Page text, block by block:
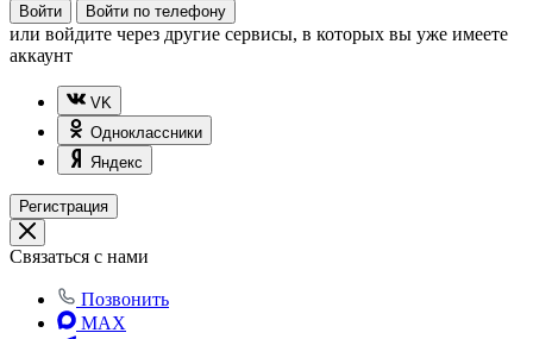
Войти Войти по телефону
или войдите через другие сервисы, в которых вы уже имеете
аккаунт
VK
Одноклассники
Яндекс
Регистрация
Связаться с нами
Позвонить
MAX